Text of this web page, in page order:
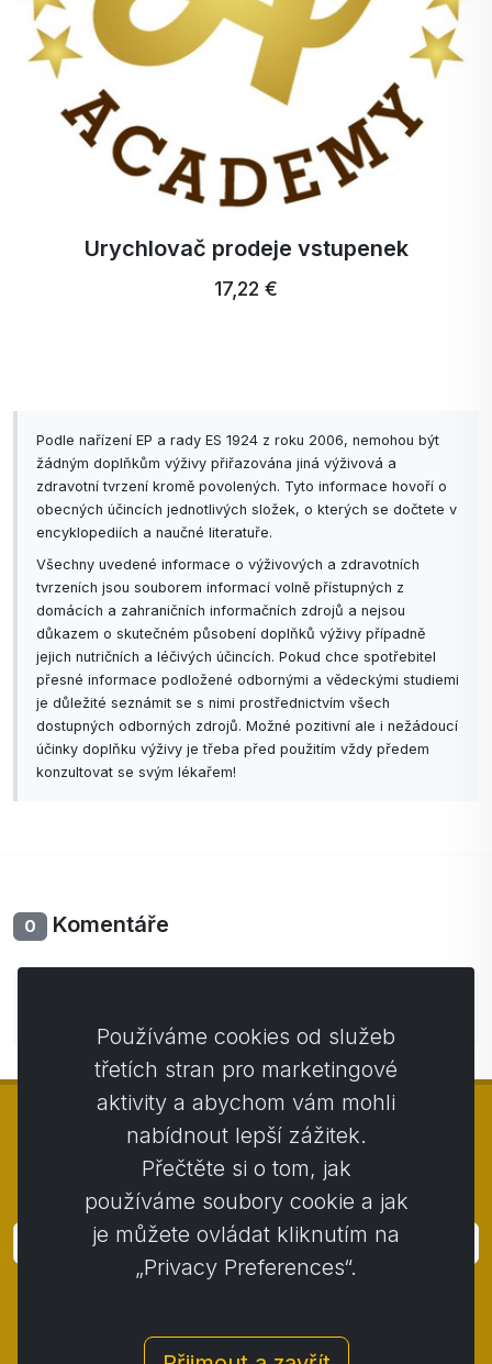
Zubní kartáček Profi Ultra Care+
5,15 €
Podle nařízení EP a rady ES 1924 z roku 2006, nemohou být
žádným doplňkům výživy přiřazována jiná výživová a
zdravotní tvrzení kromě povolených. Tyto informace hovoří o
obecných účincích jednotlivých složek, o kterých se dočtete v
encyklopediích a naučné literatuře.
Všechny uvedené informace o výživových a zdravotních
tvrzeních jsou souborem informací volně přístupných z
domácích a zahraničních informačních zdrojů a nejsou
důkazem o skutečném působení doplňků výživy případně
jejich nutričních a léčivých účincích. Pokud chce spotřebitel
přesné informace podložené odbornými a vědeckými studiemi
je důležité seznámit se s nimi prostřednictvím všech
dostupných odborných zdrojů. Možné pozitivní ale i nežádoucí
účinky doplňku výživy je třeba před použitím vždy předem
konzultovat se svým lékařem!
0 Komentáře
© Copyright 2014 - 2026Activstar
Kontakt / Obchodní podmínky
Používáme cookies od služeb
třetích stran pro marketingové
aktivity a abychom vám mohli
nabídnout lepší zážitek.
Přečtěte si o tom, jak
používáme soubory cookie a jak
je můžete ovládat kliknutím na
„Privacy Preferences“.